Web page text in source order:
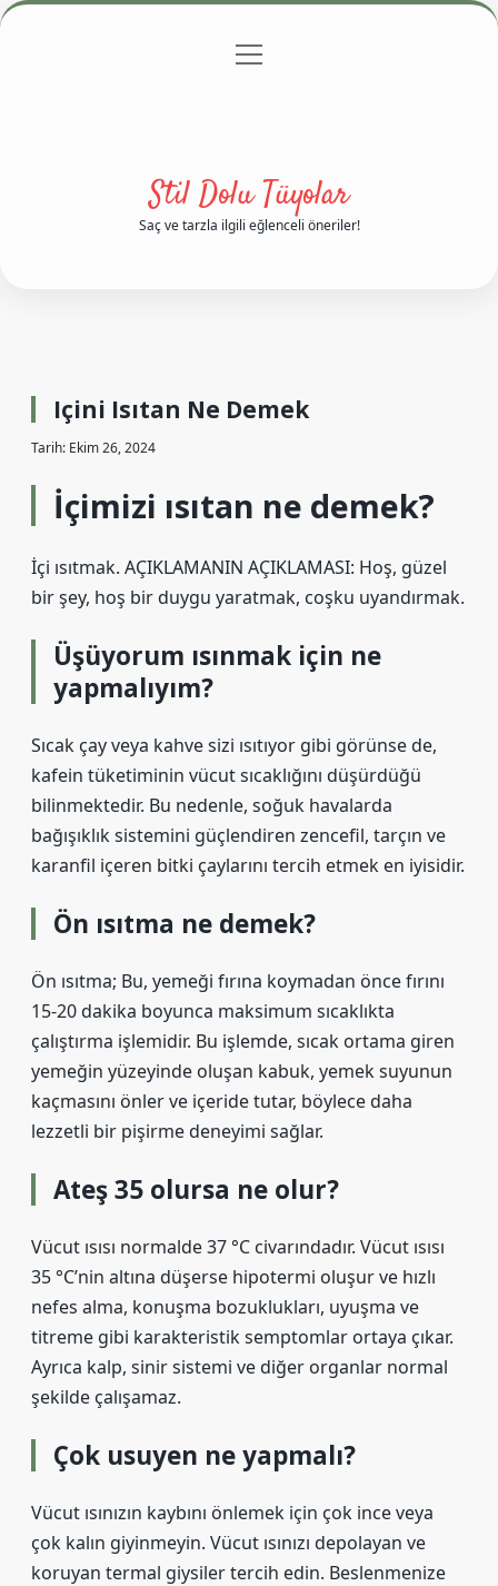
Gizlilik Politikası
menüyü
Stil Dolu Tüyolar
Saç ve tarzla ilgili eğlenceli öneriler!
Içini Isıtan Ne Demek
Tarih: Ekim 26, 2024
İçimizi ısıtan ne demek?
İçi ısıtmak. AÇIKLAMANIN AÇIKLAMASI: Hoş, güzel
bir şey, hoş bir duygu yaratmak, coşku uyandırmak.
Üşüyorum ısınmak için ne
yapmalıyım?
Sıcak çay veya kahve sizi ısıtıyor gibi görünse de,
kafein tüketiminin vücut sıcaklığını düşürdüğü
bilinmektedir. Bu nedenle, soğuk havalarda
bağışıklık sistemini güçlendiren zencefil, tarçın ve
karanfil içeren bitki çaylarını tercih etmek en iyisidir.
Ön ısıtma ne demek?
Ön ısıtma; Bu, yemeği fırına koymadan önce fırını
15-20 dakika boyunca maksimum sıcaklıkta
çalıştırma işlemidir. Bu işlemde, sıcak ortama giren
yemeğin yüzeyinde oluşan kabuk, yemek suyunun
kaçmasını önler ve içeride tutar, böylece daha
lezzetli bir pişirme deneyimi sağlar.
Ateş 35 olursa ne olur?
Vücut ısısı normalde 37 °C civarındadır. Vücut ısısı
35 °C’nin altına düşerse hipotermi oluşur ve hızlı
nefes alma, konuşma bozuklukları, uyuşma ve
titreme gibi karakteristik semptomlar ortaya çıkar.
Ayrıca kalp, sinir sistemi ve diğer organlar normal
şekilde çalışamaz.
Çok usuyen ne yapmalı?
Vücut ısınızın kaybını önlemek için çok ince veya
çok kalın giyinmeyin. Vücut ısınızı depolayan ve
koruyan termal giysiler tercih edin. Beslenmenize